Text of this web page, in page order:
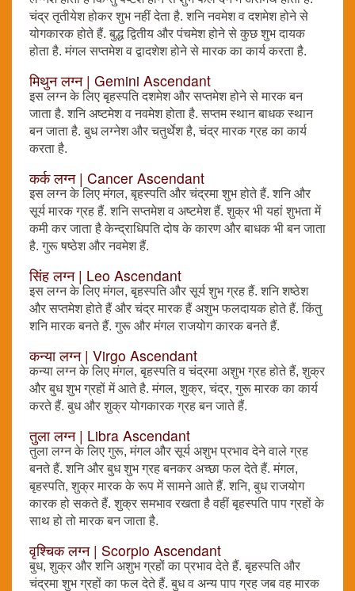
चंद्र तृतीयेश होकर शुभ नहीं देता है. शनि नवमेश व दशमेश होने से
योगकारक होते हैं. बुद्ध द्वितीय और पंचमेश होने से कुछ शुभ दायक
होता है. मंगल सप्तमेश व द्वादशेश होने से मारक का कार्य करता है.
मिथुन लग्न | Gemini Ascendant
इस लग्न के लिए बृहस्पति दशमेश और सप्तमेश होने से मारक बन
जाता है. शनि अष्टमेश व नवमेश होता है. सप्तम स्थान बाधक स्थान
बन जाता है. बुध लग्नेश और चतुर्थेश है, चंद्र मारक ग्रह का कार्य
करता है.
कर्क लग्न | Cancer Ascendant
इस लग्न के लिए मंगल, बृहस्पति और चंद्रमा शुभ होते हैं. शनि और
सूर्य मारक ग्रह हैं. शनि सप्तमेश व अष्टमेश हैं. शुक्र भी यहां शुभता में
कमी कर जाता है केन्द्राधिपति दोष के कारण और बाधक भी बन जाता
है. गुरू षष्ठेश और नवमेश हैं.
सिंह लग्न | Leo Ascendant
इस लग्न के लिए मंगल, बृहस्पति और सूर्य शुभ ग्रह हैं. शनि शष्ठेश
और सप्तमेश होते हैं और चंद्र मारक हैं अशुभ फलदायक होते हैं. किंतु
शनि मारक बनते हैं. गुरू और मंगल राजयोग कारक बनते हैं.
कन्या लग्न | Virgo Ascendant
कन्या लग्न के लिए मंगल, बृहस्पति व चंद्रमा अशुभ ग्रह होते हैं, शुक्र
और बुध शुभ ग्रहों में आते है. मंगल, शुक्र, चंद्र, गुरू मारक का कार्य
करते हैं. बुध और शुक्र योगकारक ग्रह बन जाते हैं.
तुला लग्न | Libra Ascendant
तुला लग्न के लिए गुरू, मंगल और सूर्य अशुभ प्रभाव देने वाले ग्रह
बनते हैं. शनि और बुध शुभ ग्रह बनकर अच्छा फल देते हैं. मंगल,
बृहस्पति, शुक्र मारक के रूप में सामने आते हैं. शनि, बुध राजयोग
कारक हो सकते हैं. शुक्र समभाव रखता है वहीं बृहस्पति पाप ग्रहों के
साथ हो तो मारक बन जाता है.
वृश्चिक लग्न | Scorpio Ascendant
बुध, शुक्र और शनि अशुभ ग्रहों का प्रभाव देते हैं. बृहस्पति और
चंद्रमा शुभ ग्रहों का फल देते हैं. बुध व अन्य पाप ग्रह जब वह मारक